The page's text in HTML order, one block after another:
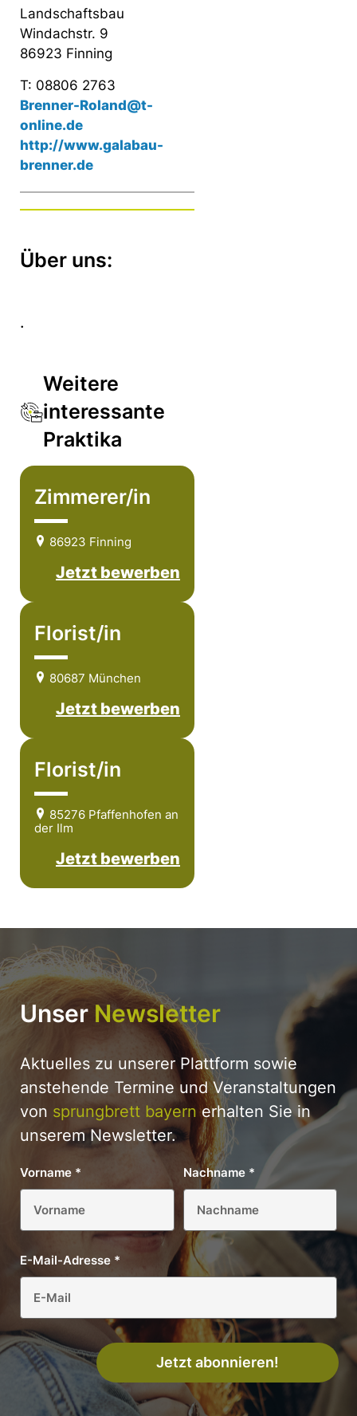
Landschaftsbau
Windachstr. 9
86923 Finning
T: 08806 2763
Brenner-Roland@t-
online.de
http://www.galabau-
brenner.de
Über uns:
.
Weitere
interessante
Praktika
Zimmerer/in
86923 Finning
Jetzt bewerben
Florist/in
80687 München
Jetzt bewerben
Florist/in
85276 Pfaffenhofen an
der Ilm
Jetzt bewerben
Unser Newsletter
Aktuelles zu unserer Plattform sowie
anstehende Termine und Veranstaltungen
von sprungbrett bayernerhalten Sie in
unserem Newsletter.
Vorname * Nachname *
E-Mail-Adresse *
Jetzt abonnieren!